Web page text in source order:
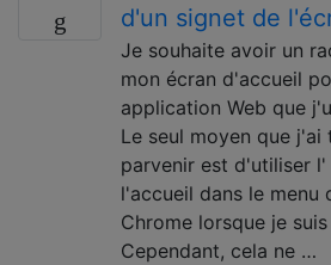
d'un signet de
Je souhaite avoir un
mon écran d'accueil
application Web que
Le seul moyen que
parvenir est d'utiliser
l'accueil dans le menu
Chrome lorsque je
Cependant, cela ne …